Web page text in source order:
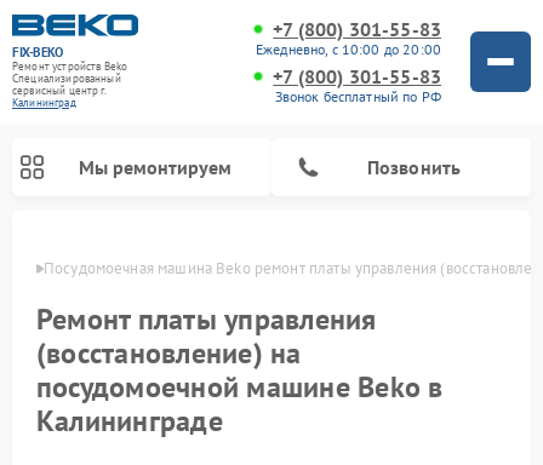
FIX-BEKO
Ремонт устройств Beko
Специализированный
cервисный центр г.
Калининград
+7 (800) 301-55-83
Ежедневно, с 10:00 до 20:00
+7 (800) 301-55-83
Звонок бесплатный по РФ
Мы ремонтируем Позвонить
Посудомоечная машина Beko ремонт платы управления
Ремонт платы управления
(восстановление) на
посудомоечной машине Beko в
Калининграде